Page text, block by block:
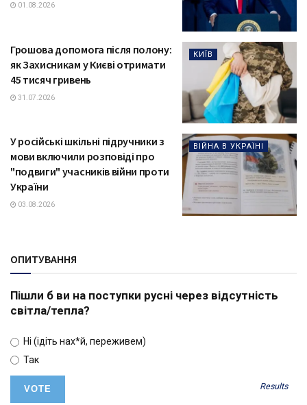
01.08.2026
КИЇВ
Грошова допомога після полону:
як Захисникам у Києві отримати
45 тисяч гривень
31.07.2026
ВІЙНА В УКРАЇНІ
У російські шкільні підручники з
мови включили розповіді про
"подвиги" учасників війни проти
України
03.08.2026
ОПИТУВАННЯ
Пішли б ви на поступки русні через відсутність
світла/тепла?
Ні (ідіть нах*й, переживем)
Так
Results